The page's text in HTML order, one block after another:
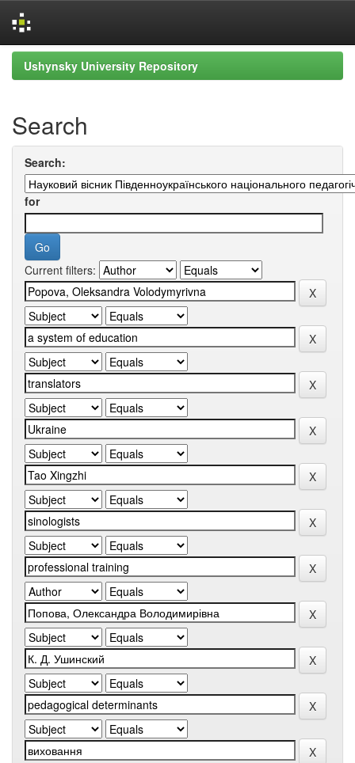
Skip
navigation
Ushynsky University Repository
Search
Search:
for
Current filters: